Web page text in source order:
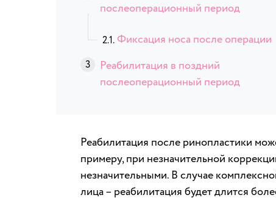
послеоперационный период
Фиксация носа после операции
Реабилитация в поздний
послеоперационный период
Реабилитация после ринопластики
примеру, при незначительной
незначительными. В случае
лица – реабилитация будет длится